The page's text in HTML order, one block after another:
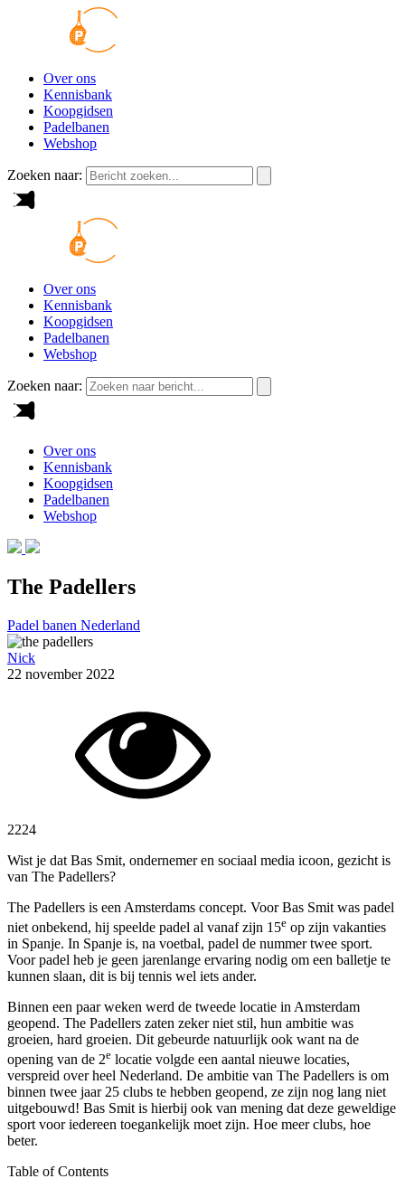
Over ons
Kennisbank
Koopgidsen
Padelbanen
Webshop
Zoeken naar:
Over ons
Kennisbank
Koopgidsen
Padelbanen
Webshop
Zoeken naar:
Over ons
Kennisbank
Koopgidsen
Padelbanen
Webshop
The Padellers
Padel banen Nederland
Nick
22 november 2022
2224
Wist je dat Bas Smit, ondernemer en sociaal media icoon, gezicht is
van The Padellers?
The Padellers is een Amsterdams concept. Voor Bas Smit was padel
niet onbekend, hij speelde padel al vanaf zijn 15e op zijn vakanties
in Spanje. In Spanje is, na voetbal, padel de nummer twee sport.
Voor padel heb je geen jarenlange ervaring nodig om een balletje te
kunnen slaan, dit is bij tennis wel iets ander.
Binnen een paar weken werd de tweede locatie in Amsterdam
geopend. The Padellers zaten zeker niet stil, hun ambitie was
groeien, hard groeien. Dit gebeurde natuurlijk ook want na de
opening van de 2e locatie volgde een aantal nieuwe locaties,
verspreid over heel Nederland. De ambitie van The Padellers is om
binnen twee jaar 25 clubs te hebben geopend, ze zijn nog lang niet
uitgebouwd! Bas Smit is hierbij ook van mening dat deze geweldige
sport voor iedereen toegankelijk moet zijn. Hoe meer clubs, hoe
beter.
Table of Contents